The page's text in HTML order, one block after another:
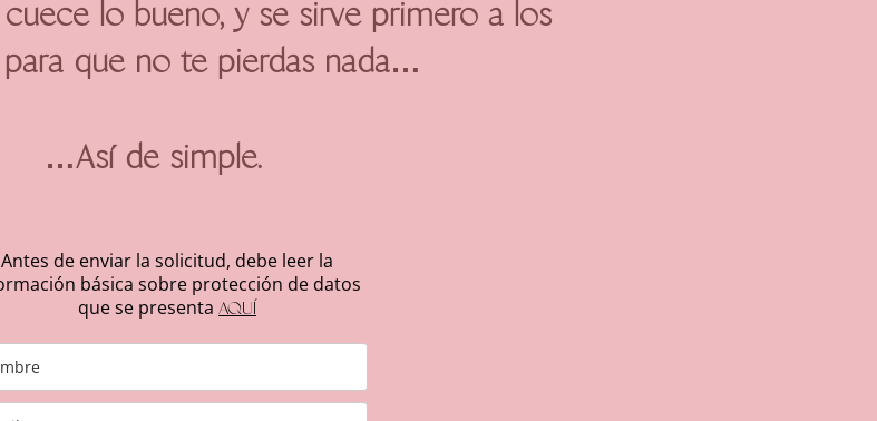
lo bueno, y se sirve primero a los
para que no te pierdas nada…
…Así de simple.
Antes de enviar la solicitud, debe leer la
básica sobre protección de datos
que se presenta AQUÍ